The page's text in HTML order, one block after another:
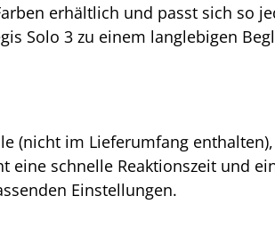
erhältlich und passt sich so
Solo 3 zu einem langlebigen
(nicht im Lieferumfang
eine schnelle Reaktionszeit und
Einstellungen.